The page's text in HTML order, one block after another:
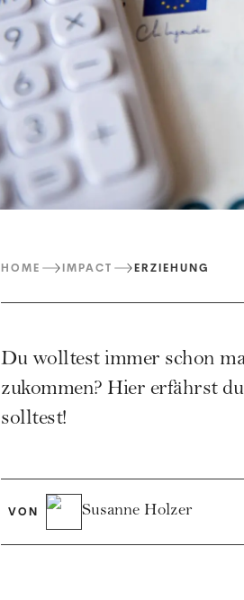
HOME IMPACT ERZIEHUNG
Du wolltest immer schon
zukommen? Hier erfährst
solltest!
VON Susanne Holzer